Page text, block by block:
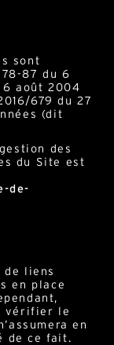
sont
87 du 6
6 août 2004
679 du 27
(dit
des
du Site est
de-
de liens
en place
vérifier le
en
de ce fait.